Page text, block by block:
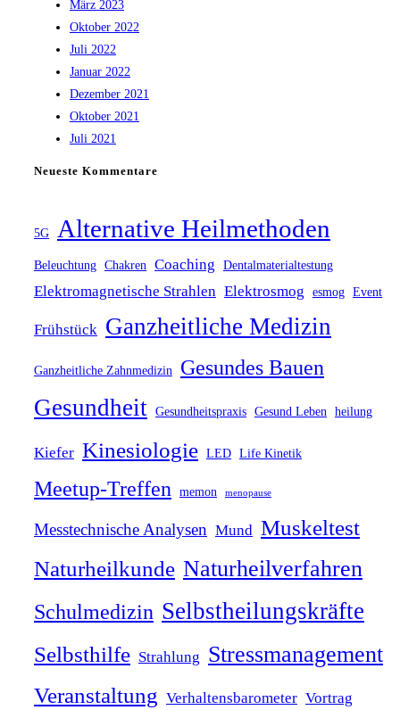
März 2023
Oktober 2022
Juli 2022
Januar 2022
Dezember 2021
Oktober 2021
Juli 2021
Neueste Kommentare
5G Alternative Heilmethoden
Beleuchtung Chakren Coaching Dentalmaterialtestung
Elektromagnetische Strahlen Elektrosmog esmog Event
Frühstück Ganzheitliche Medizin
Ganzheitliche Zahnmedizin Gesundes Bauen
Gesundheit Gesundheitspraxis Gesund Leben heilung
Kiefer Kinesiologie LED Life Kinetik
Meetup-Treffen memon menopause
Messtechnische Analysen Mund Muskeltest
Naturheilkunde Naturheilverfahren
Schulmedizin Selbstheilungskräfte
Selbsthilfe Strahlung Stressmanagement
Veranstaltung Verhaltensbarometer Vortrag